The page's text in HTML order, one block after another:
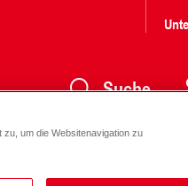
Suche
um die Websitenavigation zu